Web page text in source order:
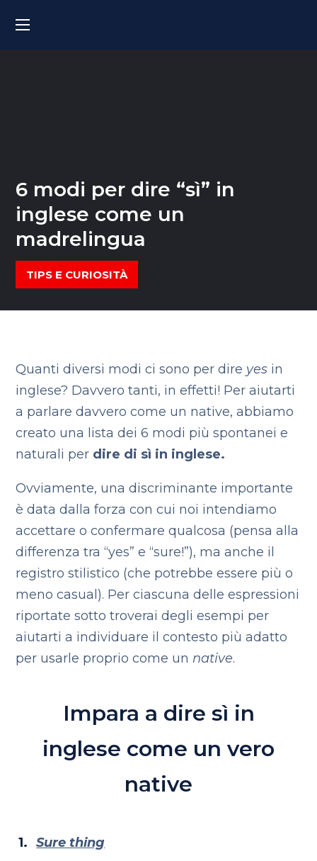
6 modi per dire “sì” in
inglese come un
madrelingua
TIPS E CURIOSITÀ
Quanti diversi modi ci sono per dire yes in
inglese? Davvero tanti, in effetti! Per aiutarti
a parlare davvero come un native, abbiamo
creato una lista dei 6 modi più spontanei e
naturali per dire di sì in inglese.
Ovviamente, una discriminante importante
è data dalla forza con cui noi intendiamo
accettare o confermare qualcosa (pensa alla
differenza tra “yes” e “sure!”), ma anche il
registro stilistico (che potrebbe essere più o
meno casual). Per ciascuna delle espressioni
riportate sotto troverai degli esempi per
aiutarti a individuare il contesto più adatto
per usarle proprio come un native.
Impara a dire sì in
inglese come un vero
native
Sure thing